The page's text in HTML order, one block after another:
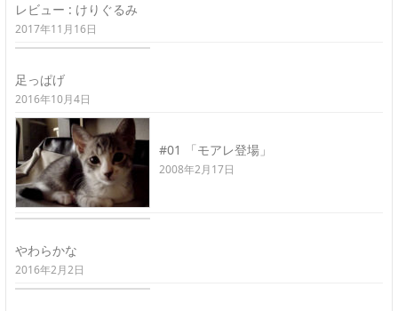
レビュー : けりぐるみ
2017年11月16日
足っぱげ
2016年10月4日
#01 「モアレ登場」
2008年2月17日
やわらかな
2016年2月2日